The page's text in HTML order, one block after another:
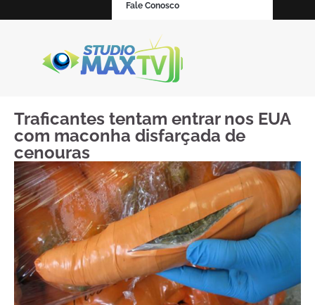
Fale Conosco
Traficantes tentam entrar nos EUA
com maconha disfarçada de
cenouras